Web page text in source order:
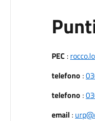
PEC :
telefono :
telefono :
email: